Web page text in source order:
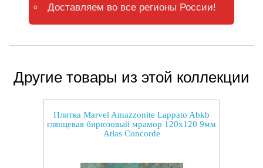
Доставляем во все регионы России!
Другие товары из этой коллекции
Плитка Marvel Amazzonite Lappato Abkb
глянцевая бирюзовый мрамор 120x120 9мм
Atlas Concorde